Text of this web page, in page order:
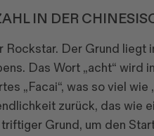
IN DER
Rockstar. Der Grund
Das Wort „acht“ wird
„Facai“, was so viel
zurück, das wie
Grund, um den